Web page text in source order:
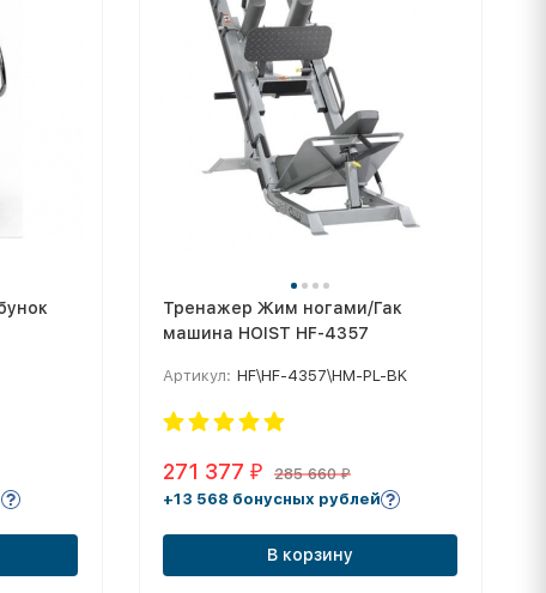
Tpeнaжep Жим ногами/Гак
машина HOIST HF-4357
Артикул: HF\HF-4357\HM-PL-BK
271 377 ₽ 285 660₽
+13 568 бонусных рублей
В корзину